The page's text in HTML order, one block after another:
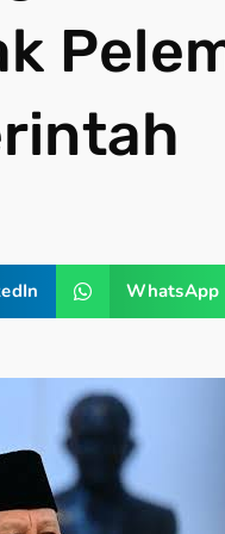
WhatsApp